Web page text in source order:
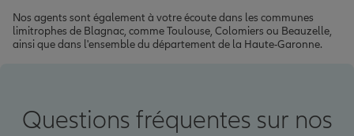
Nos agents sont également à votre écoute dans les communes
limitrophes de Blagnac, comme Toulouse, Colomiers ou Beauzelle,
ainsi que dans l'ensemble du département de la Haute-Garonne.
Questions fréquentes sur nos